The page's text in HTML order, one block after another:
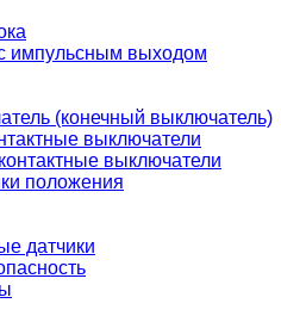
импульсным выходом
(конечный выключатель)
выключатели
выключатели
положения
датчики